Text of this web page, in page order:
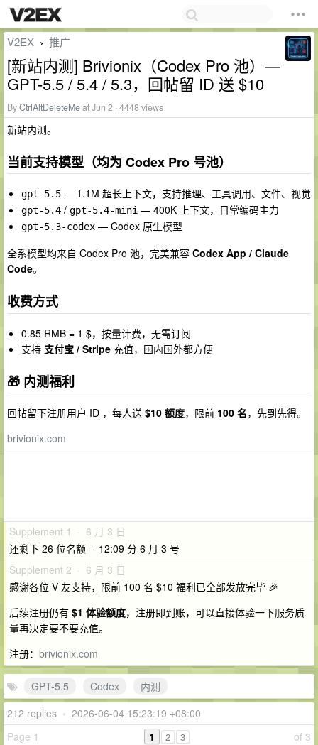
V2EX › 推广
[新站内测] Brivionix（Codex Pro 池）—
GPT-5.5 / 5.4 / 5.3，回帖留 ID 送 $10
ByCtrlAltDeleteMeat Jun 2 · 4448 views
新站内测。
当前支持模型（均为 Codex Pro 号池）
gpt-5.5 — 1.1M 超长上下文，支持推理、工具调用、文件、视觉
gpt-5.4 / gpt-5.4-mini — 400K 上下文，日常编码主力
gpt-5.3-codex — Codex 原生模型
全系模型均来自 Codex Pro 池，完美兼容 Codex App / Claude
Code。
收费方式
0.85 RMB = 1 $，按量计费，无需订阅
支持 支付宝 / Stripe 充值，国内国外都方便
🎁 内测福利
回帖留下注册用户 ID ，每人送 $10 额度，限前 100 名，先到先得。
brivionix.com
Supplement 1 · 6 月 3 日
还剩下 26 位名额 -- 12:09 分 6 月 3 号
Supplement 2 · 6 月 3 日
感谢各位 V 友支持，限前 100 名 $10 福利已全部发放完毕 🎉
后续注册仍有 $1 体验额度，注册即到账，可以直接体验一下服务质
量再决定要不要充值。
注册： brivionix.com
GPT-5.5 Codex
内测
212 replies • 2026-06-04 15:23:19 +08:00
Page 1
of 3
1 2 3